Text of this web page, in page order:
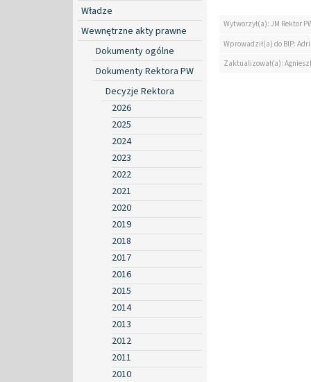
Władze
Wewnętrzne akty prawne
Dokumenty ogólne
Dokumenty Rektora PW
Decyzje Rektora
2026
2025
2024
2023
2022
2021
2020
2019
2018
2017
2016
2015
2014
2013
2012
2011
2010
Wytworzył(a): JM Rektor
Wprowadził(a) do BIP:
Zaktualizował(a):